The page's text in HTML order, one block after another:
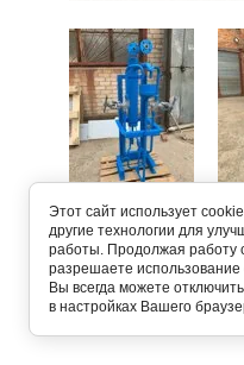
Предыдущее
Вернуться в
Этот сайт использует
другие технологии для
работы. Продолжая работу
разрешаете
Вы всегда можете
в настройках Вашего